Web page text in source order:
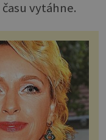
vytáhne.